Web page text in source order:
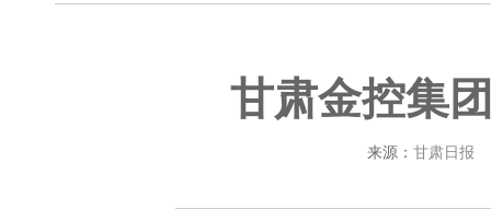
甘肃金控集
来源： 甘肃日报